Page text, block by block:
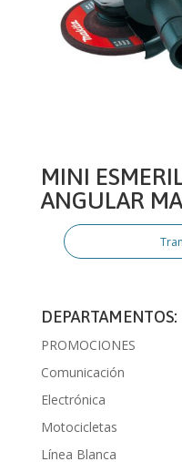
MINI
ANGULAR
DEPARTAMENTOS:
PROMOCIONES
Comunicación
Electrónica
Motocicletas
Línea Blanca